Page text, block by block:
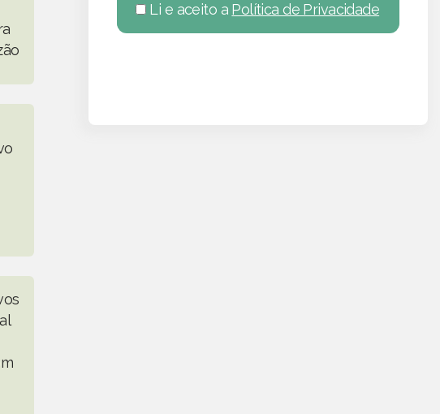
Li e aceito a Política de Privacidade